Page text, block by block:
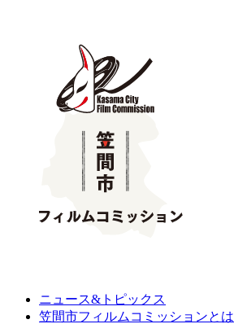
ニュース&トピックス
笠間市フィルムコミッションとは